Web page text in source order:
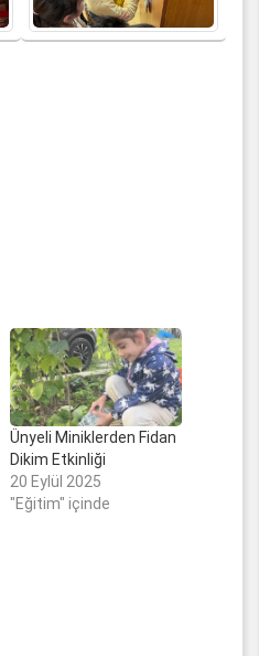
Ünyeli Miniklerden Fidan
Dikim Etkinliği
20 Eylül 2025
"Eğitim" içinde